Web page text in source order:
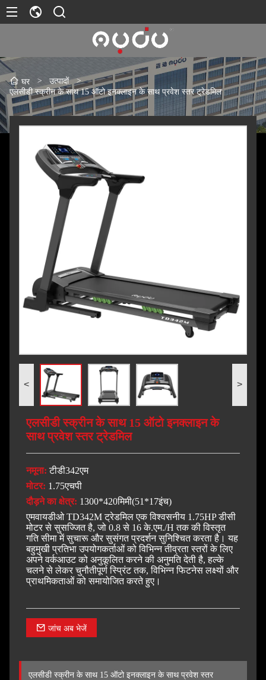
घर > उत्पादों
>
एलसीडी स्क्रीन के साथ 15 ऑटो इनक्लाइन के साथ प्रवेश स्तर ट्रेडमिल
< >
एलसीडी स्क्रीन के साथ 15 ऑटो इनक्लाइन के
साथ प्रवेश स्तर ट्रेडमिल
नमूना: टीडी342एम
मोटर: 1.75एचपी
दौड़ने का क्षेत्र: 1300*420मिमी(51*17इंच)
एमवायडीओ TD342M ट्रेडमिल एक विश्वसनीय 1.75HP डीसी
मोटर से सुसज्जित है, जो 0.8 से 16 के.एम./H तक की विस्तृत
गति सीमा में सुचारू और सुसंगत प्रदर्शन सुनिश्चित करता है। यह
बहुमुखी प्रतिभा उपयोगकर्ताओं को विभिन्न तीव्रता स्तरों के लिए
अपने वर्कआउट को अनुकूलित करने की अनुमति देती है, हल्के
चलने से लेकर चुनौतीपूर्ण स्प्रिंट तक, विभिन्न फिटनेस लक्ष्यों और
प्राथमिकताओं को समायोजित करते हुए।
जांच अब भेजें
एलसीडी स्क्रीन के साथ 15 ऑटो इनक्लाइन के साथ प्रवेश स्तर